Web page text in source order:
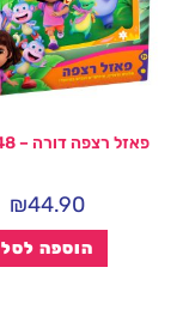
פאזל רצפה דורה – 48 חלקים
₪44.90
הוספה לסל